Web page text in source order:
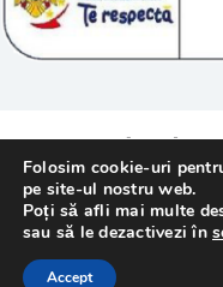
© 2011 – [year]
rezervate.
Realizat cu
Folosim cookie-uri
pe site-ul nostru web.
Poți să afli mai multe
sau să le dezactivezi în
Accept